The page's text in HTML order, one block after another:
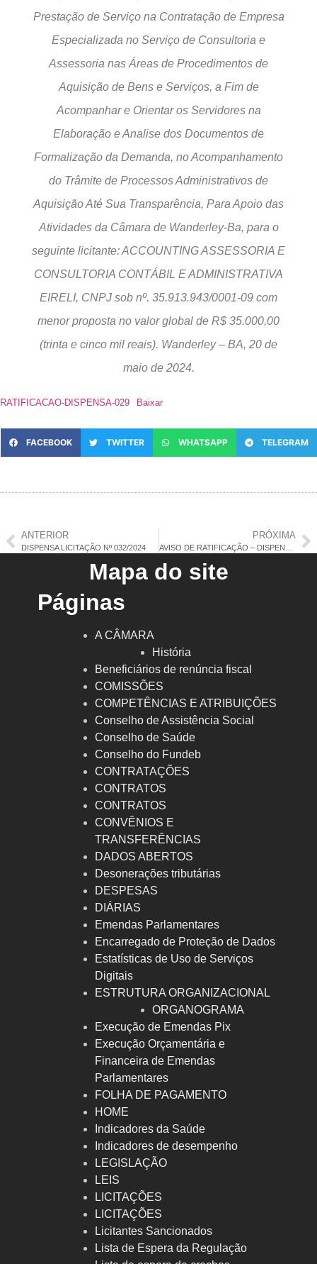
Prestação de Serviço na Contratação de Empresa
Especializada no Serviço de Consultoria e
Assessoria nas Áreas de Procedimentos de
Aquisição de Bens e Serviços, a Fim de
Acompanhar e Orientar os Servidores na
Elaboração e Analise dos Documentos de
Formalização da Demanda, no Acompanhamento
do Trâmite de Processos Administrativos de
Aquisição Até Sua Transparência, Para Apoio das
Atividades da Câmara de Wanderley-Ba, para o
seguinte licitante: ACCOUNTING ASSESSORIA E
CONSULTORIA CONTÁBIL E ADMINISTRATIVA
EIRELI, CNPJ sob nº. 35.913.943/0001-09 com
menor proposta no valor global de R$ 35.000,00
(trinta e cinco mil reais). Wanderley – BA, 20 de
maio de 2024.
RATIFICACAO-DISPENSA-029 Baixar
FACEBOOK TWITTER WHATSAPP TELEGRAM
ANTERIOR
DISPENSA LICITAÇÃO Nº 032/2024
PRÓXIMA
Mapa do site
Páginas
A CÂMARA
História
Beneficiários de renúncia fiscal
COMISSÕES
COMPETÊNCIAS E ATRIBUIÇÕES
Conselho de Assistência Social
Conselho de Saúde
Conselho do Fundeb
CONTRATAÇÕES
CONTRATOS
CONTRATOS
CONVÊNIOS E
TRANSFERÊNCIAS
DADOS ABERTOS
Desonerações tributárias
DESPESAS
DIÁRIAS
Emendas Parlamentares
Encarregado de Proteção de Dados
Estatísticas de Uso de Serviços
Digitais
ESTRUTURA ORGANIZACIONAL
ORGANOGRAMA
Execução de Emendas Pix
Execução Orçamentária e
Financeira de Emendas
Parlamentares
FOLHA DE PAGAMENTO
HOME
Indicadores da Saúde
Indicadores de desempenho
LEGISLAÇÃO
LEIS
LICITAÇÕES
LICITAÇÕES
Licitantes Sancionados
Lista de Espera da Regulação